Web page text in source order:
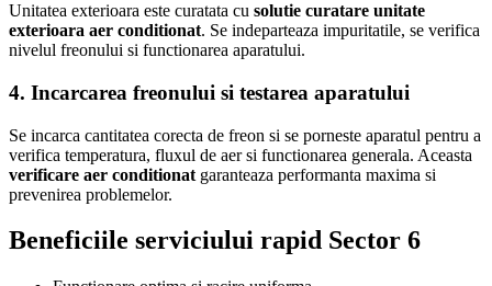
Unitatea exterioara este curatata cu solutie curatare unitate
exterioara aer conditionat. Se indeparteaza impuritatile, se verifica
nivelul freonului si functionarea aparatului.
4. Incarcarea freonului si testarea aparatului
Se incarca cantitatea corecta de freon si se porneste aparatul pentru a
verifica temperatura, fluxul de aer si functionarea generala. Aceasta
verificare aer conditionat garanteaza performanta maxima si
prevenirea problemelor.
Beneficiile serviciului rapid Sector 6